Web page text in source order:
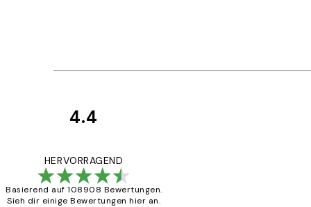
4.4
HERVORRAGEND
Basierend auf 108908 Bewertungen.
Sieh dir einige Bewertungen hier an.